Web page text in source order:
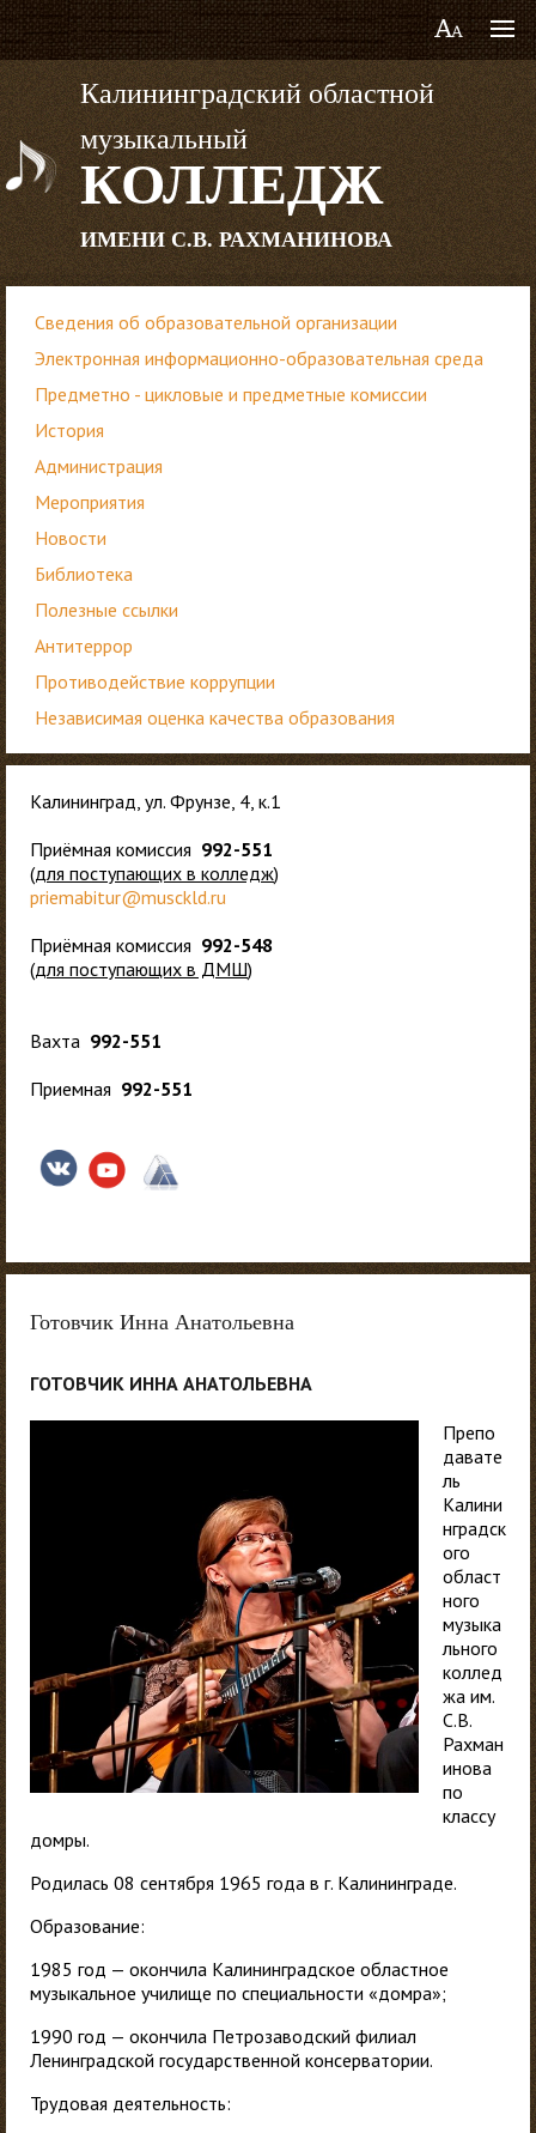
Калининградский областной
музыкальный
КОЛЛЕДЖ
ИМЕНИ С.В. РАХМАНИНОВА
Сведения об образовательной организации
Электронная информационно-образовательная среда
Предметно - цикловые и предметные комиссии
История
Администрация
Мероприятия
Новости
Библиотека
Полезные ссылки
Антитеррор
Противодействие коррупции
Независимая оценка качества образования
Калининград, ул. Фрунзе, 4, к.1
Приёмная комиссия 992-551
(для поступающих в колледж)
priemabitur@musckld.ru
Приёмная комиссия 992-548
(для поступающих в ДМШ)
Вахта 992-551
Приемная 992-551
Готовчик Инна Анатольевна
ГОТОВЧИК ИННА АНАТОЛЬЕВНА
Препо
давате
ль
Калини
нградск
ого
област
ного
музыка
льного
коллед
жа им.
С.В.
Рахман
инова
по
классу
домры.
Родилась 08 сентября 1965 года в г. Калининграде.
Образование:
1985 год — окончила Калининградское областное
музыкальное училище по специальности «домра»;
1990 год — окончила Петрозаводский филиал
Ленинградской государственной консерватории.
Трудовая деятельность: